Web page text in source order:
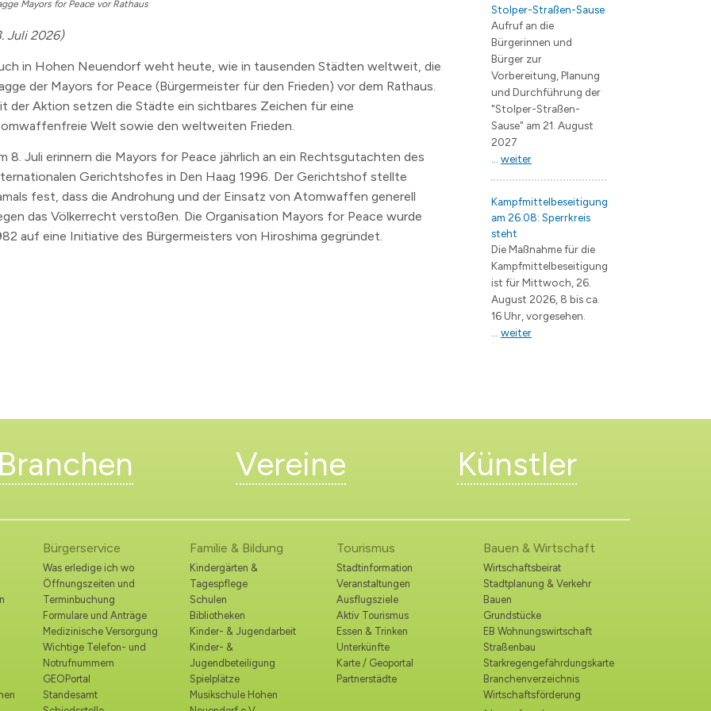
Mayors for Peace vor Rathaus
Juli 2026)
in Hohen Neuendorf weht heute, wie in tausenden Städten weltweit, die
der Mayors for Peace (Bürgermeister für den Frieden) vor dem Rathaus.
der Aktion setzen die Städte ein sichtbares Zeichen für eine
Welt sowie den weltweiten Frieden.
8. Juli erinnern die Mayors for Peace jährlich an ein Rechtsgutachten des
Gerichtshofes in Den Haag 1996. Der Gerichtshof stellte
fest, dass die Androhung und der Einsatz von Atomwaffen generell
das Völkerrecht verstoßen. Die Organisation Mayors for Peace wurde
auf eine Initiative des Bürgermeisters von Hiroshima gegründet.
Stolper-Straßen-Sause
Aufruf an die
Bürgerinnen und
Bürger zur
Vorbereitung, Planung
und Durchführung der
"Stolper-Straßen-
Sause" am 21. August
2027
weiter
Kampfmittelbeseitigung
am 26.08: Sperrkreis
steht
Die Maßnahme für die
Kampfmittelbeseitigung
ist für Mittwoch, 26.
August 2026, 8 bis ca.
16 Uhr, vorgesehen.
weiter
Branchen Vereine Künstler
Bürgerservice
Was erledige ich wo
Öffnungszeiten und
Terminbuchung
Formulare und Anträge
Medizinische Versorgung
Wichtige Telefon- und
Notrufnummern
GEOPortal
Standesamt
Familie & Bildung
Kindergärten &
Tagespflege
Schulen
Bibliotheken
Kinder- & Jugendarbeit
Kinder- &
Jugendbeteiligung
Spielplätze
Musikschule Hohen
Tourismus
Stadtinformation
Veranstaltungen
Ausflugsziele
Aktiv Tourismus
Essen & Trinken
Unterkünfte
Karte / Geoportal
Partnerstädte
Bauen & Wirtschaft
Wirtschaftsbeirat
Stadtplanung & Verkehr
Bauen
Grundstücke
EB Wohnungswirtschaft
Straßenbau
Starkregengefährdungskarte
Branchenverzeichnis
Wirtschaftsförderung